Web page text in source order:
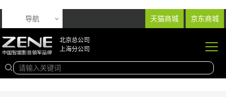
天猫商城 京东商城
导航
北京总公司
上海分公司